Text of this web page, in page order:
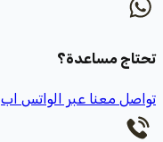
تحتاج مساعدة؟
تواصل معنا عبر الواتس اب